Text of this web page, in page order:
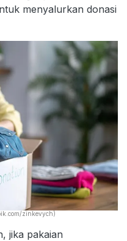
menyalurkan donasi
zinkevych)
jika pakaian